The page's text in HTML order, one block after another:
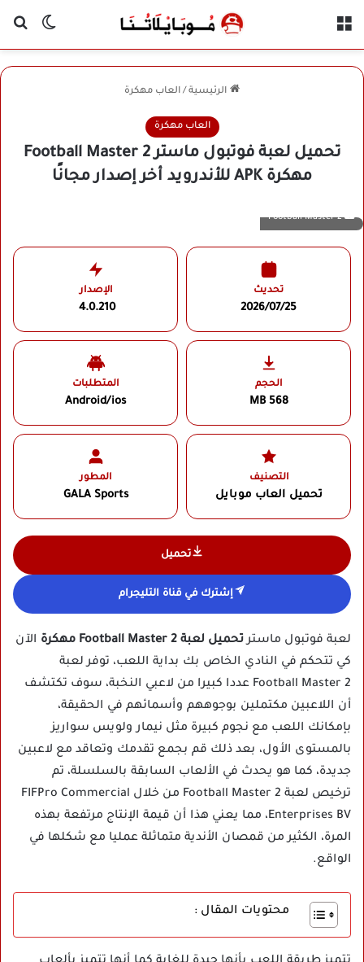
الوضع
الرئيسية / العاب مهكرة
العاب مهكرة
تحميل لعبة فوتبول ماستر Football Master 2
مهكرة APK للأندرويد أخر إصدار مجانًا
Football Master 2
تحديث
2026/07/25
الإصدار
4.0.210
الحجم
568 MB
المتطلبات
Android/ios
التصنيف
تحميل العاب موبايل
المطور
GALA Sports
تحميل
إشترك في قناة التليجرام
لعبة فوتبول ماسترتحميل لعبة Football Master 2 مهكرة
الآن
كي تتحكم في النادي الخاص بك بداية اللعب، توفر لعبة
Football Master 2 عددا كبيرا من لاعبي النخبة، سوف تكتشف
أن اللاعبين مكتملين بوجوههم وأسمائهم في الحقيقة،
بإمكانك اللعب مع نجوم كبيرة مثل نيمار ولويس سواريز
بالمستوى الأول، بعد ذلك قم بجمع تقدمك وتعاقد مع لاعبين
جديدة، كما هو يحدث في الألعاب السابقة بالسلسلة، تم
ترخيص لعبة Football Master 2 من خلال FIFPro Commercial
Enterprises BV، مما يعني هذا أن قيمة الإنتاج مرتفعة بهذه
المرة، الكثير من قمصان الأندية متماثلة عمليا مع شكلها في
الواقع.
محتويات المقال :